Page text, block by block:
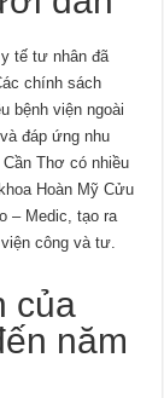
tế tư nhân đã
chính sách
bệnh viện ngoài
đáp ứng nhu
Thơ có nhiều
Hoàn Mỹ Cửu
– Medic, tạo ra
công và tư.
của
năm